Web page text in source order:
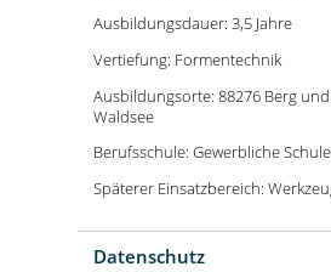
Ausbildungsdauer: 3,5 Jahre
Vertiefung: Formentechnik
Ausbildungsorte: 88276 Berg
Waldsee
Berufsschule: Gewerbliche
Späterer Einsatzbereich:
Datenschutz